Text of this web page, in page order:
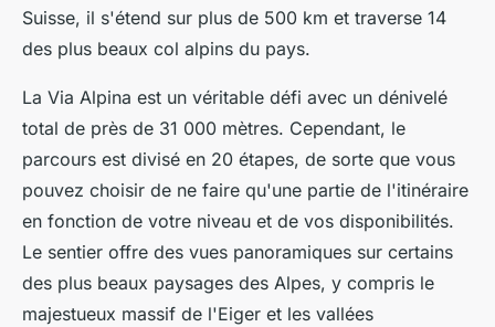
Suisse, il s'étend sur plus de 500 km et traverse 14
des plus beaux col alpins du pays.
La Via Alpina est un véritable défi avec un dénivelé
total de près de 31 000 mètres. Cependant, le
parcours est divisé en 20 étapes, de sorte que vous
pouvez choisir de ne faire qu'une partie de l'itinéraire
en fonction de votre niveau et de vos disponibilités.
Le sentier offre des vues panoramiques sur certains
des plus beaux paysages des Alpes, y compris le
majestueux massif de l'Eiger et les vallées